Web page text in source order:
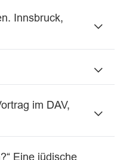
Innsbruck,
im DAV,
Eine jüdische